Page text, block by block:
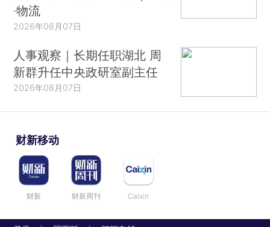
·物流
2026年08月07日
人事观察｜长期任职湖北 周
新群升任中央政研室副主任
2026年08月07日
财新移动
财新 财新周刊 Caixin